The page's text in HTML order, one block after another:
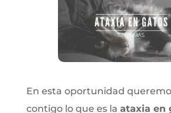
En esta oportunidad
contigo lo que es la ataxia en